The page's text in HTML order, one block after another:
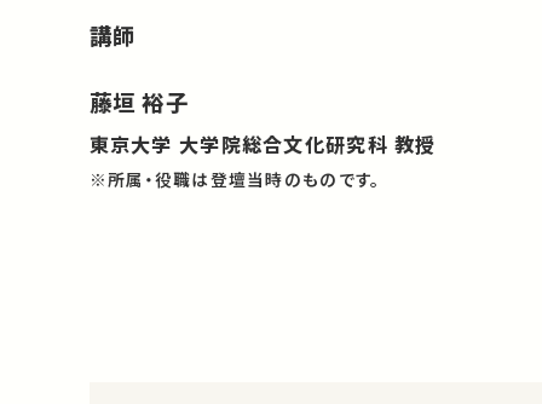
講師
藤垣 裕子
東京大学 大学院総合文化研究科 教授
※所属・役職は登壇当時のものです。